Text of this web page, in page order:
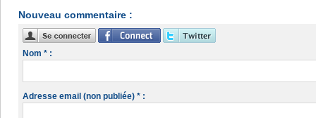
Nouveau commentaire :
Nom * :
Adresse email (non publiée) * :